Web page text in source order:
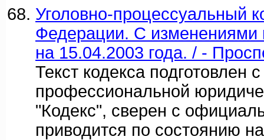
Уголовно-процессуальный
Федерации. С изменениями
на 15.04.2003 года. / -
Текст кодекса подготовлен
профессиональной
"Кодекс", сверен с
приводится по состоянию